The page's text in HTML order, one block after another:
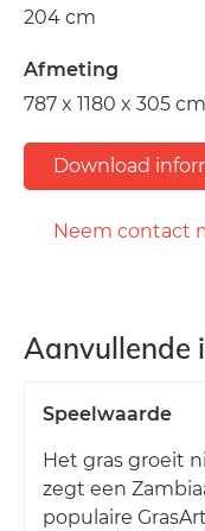
204 cm
Afmeting
787 x 1180 x 305 cm
Download
Neem contact
Aanvullende
Speelwaarde
Het gras groeit
zegt een
populaire